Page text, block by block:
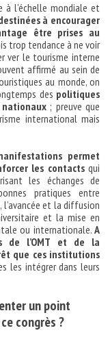
l’échelle mondiale et
à encourager
être prises au
trop tendance à ne voir
ver le tourisme interne
affirmé au sein de
au monde, on
des politiques
; preuve que
international mais
permet
les contactsqui
les échanges de
pratiques entre
et la diffusion
et la mise en
ou internationale. A
de l’OMT et de la
que ces institutions
les intégrer dans leurs
un point
congrès ?